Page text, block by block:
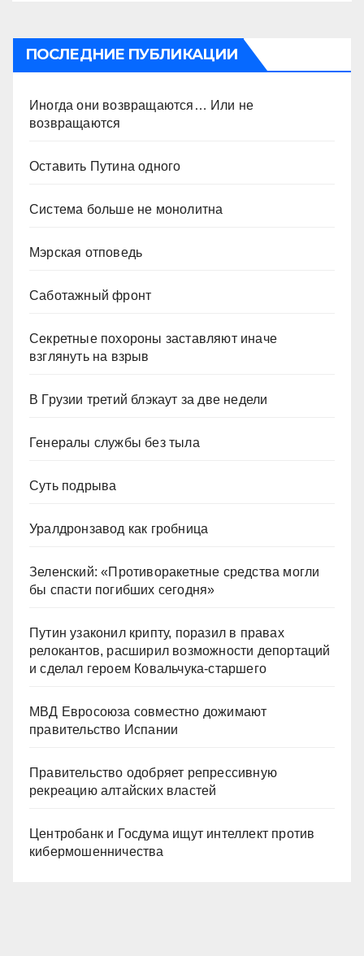
ПОСЛЕДНИЕ ПУБЛИКАЦИИ
Иногда они возвращаются… Или не
возвращаются
Оставить Путина одного
Система больше не монолитна
Мэрская отповедь
Саботажный фронт
Секретные похороны заставляют иначе
взглянуть на взрыв
В Грузии третий блэкаут за две недели
Генералы службы без тыла
Суть подрыва
Уралдронзавод как гробница
Зеленский: «Противоракетные средства могли
бы спасти погибших сегодня»
Путин узаконил крипту, поразил в правах
релокантов, расширил возможности депортаций
и сделал героем Ковальчука-старшего
МВД Евросоюза совместно дожимают
правительство Испании
Правительство одобряет репрессивную
рекреацию алтайских властей
Центробанк и Госдума ищут интеллект против
кибермошенничества